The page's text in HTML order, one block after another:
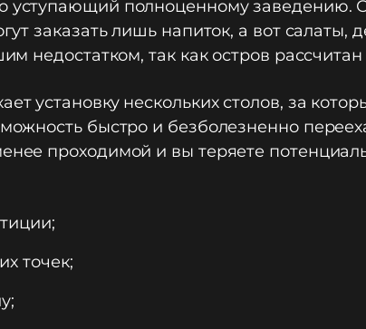
полноценному заведению.
заказать лишь напиток, а вот салаты,
недостатком, так как остров
установку нескольких столов, за
быстро и безболезненно
проходимой и вы теряете
точек;